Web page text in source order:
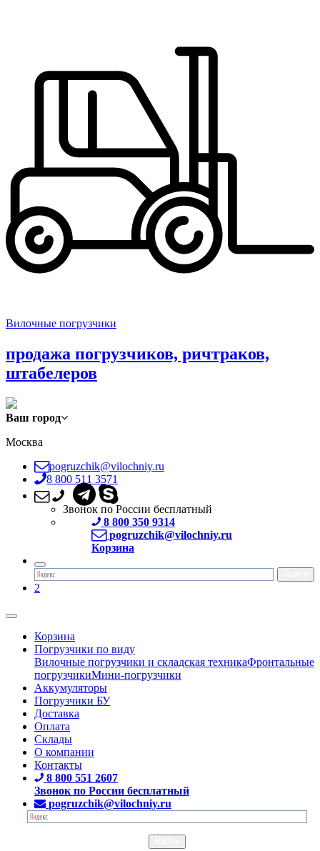
Вилочные погрузчики
продажа погрузчиков, ричтраков,
штабелеров
Ваш город
Москва
pogruzchik@vilochniy.ru
8 800 511 3571
Звонок по России бесплатный
8 800 350 9314
pogruzchik@vilochniy.ru
Корзина
2
Корзина
Погрузчики по виду
Вилочные погрузчики и складская техникаФронтальные
погрузчикиМини-погрузчики
Аккумуляторы
Погрузчики БУ
Доставка
Оплата
Склады
О компании
Контакты
8 800 551 2607
Звонок по России бесплатный
pogruzchik@vilochniy.ru